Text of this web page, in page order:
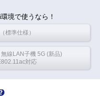
境で使うなら！
標準仕様）
線LAN子機 5G (新品)
対応